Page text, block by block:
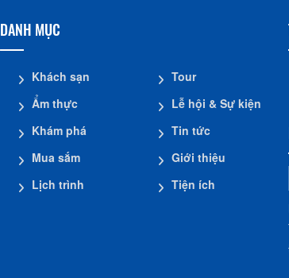
DANH MỤC
Khách sạn
Ẩm thực
Khám phá
Mua sắm
Lịch trình
Tour
Lễ hội & Sự kiện
Tin tức
Giới thiệu
Tiện ích